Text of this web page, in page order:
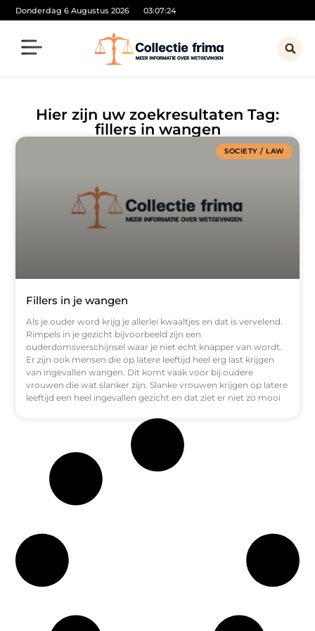
Donderdag 6 Augustus 2026 03:07:24
Hier zijn uw zoekresultaten Tag:
fillers in wangen
SOCIETY / LAW
Fillers in je wangen
Als je ouder word krijg je allerlei kwaaltjes en dat is vervelend.
Rimpels in je gezicht bijvoorbeeld zijn een
ouderdomsverschijnsel waar je niet echt knapper van wordt.
Er zijn ook mensen die op latere leeftijd heel erg last krijgen
van ingevallen wangen. Dit komt vaak voor bij oudere
vrouwen die wat slanker zijn. Slanke vrouwen krijgen op latere
leeftijd een heel ingevallen gezicht en dat ziet er niet zo mooi